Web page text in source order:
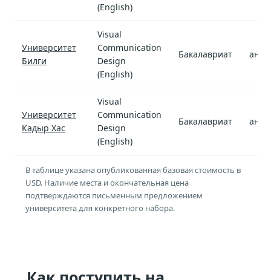
(English)
Университет
Билги
Visual
Communication
Design
(English)
Бакалавриат
Университет
Кадыр Хас
Visual
Communication
Design
(English)
Бакалавриат
В таблице указана опубликованная базовая стоимость в
USD. Наличие места и окончательная цена
подтверждаются письменным предложением
университета для конкретного набора.